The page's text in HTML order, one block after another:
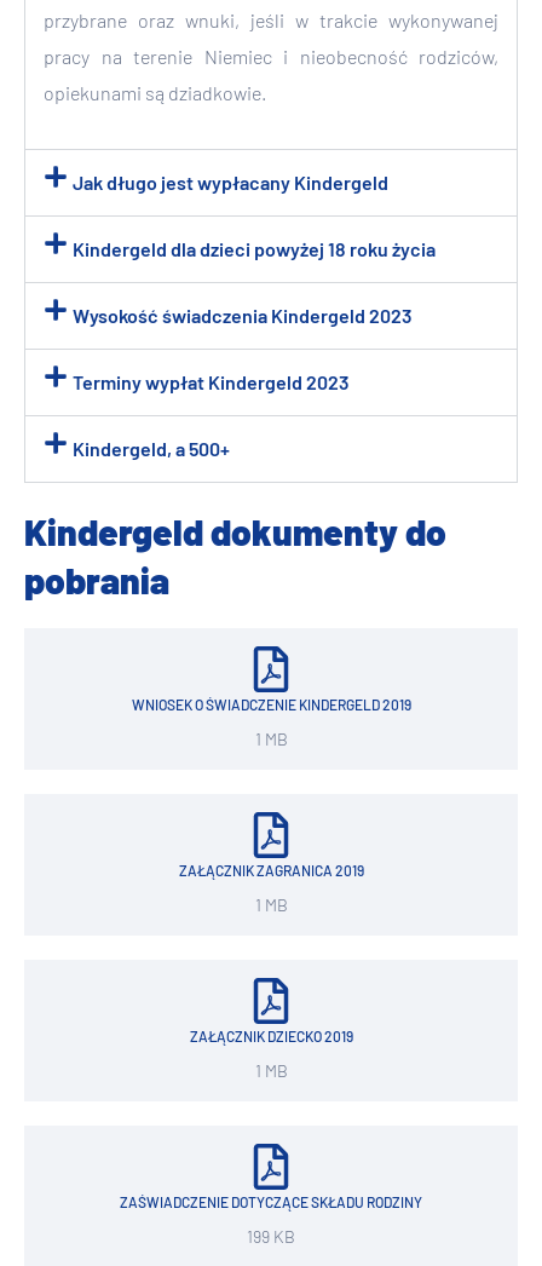
przybrane oraz wnuki, jeśli w trakcie wykonywanej
pracy na terenie Niemiec i nieobecność rodziców,
opiekunami są dziadkowie.
Jak długo jest wypłacany Kindergeld
Kindergeld dla dzieci powyżej 18 roku życia
Wysokość świadczenia Kindergeld 2023
Terminy wypłat Kindergeld 2023
Kindergeld, a 500+
Kindergeld dokumenty do
pobrania
WNIOSEK O ŚWIADCZENIE KINDERGELD 2019
1 MB
ZAŁĄCZNIK ZAGRANICA 2019
1 MB
ZAŁĄCZNIK DZIECKO 2019
1 MB
ZAŚWIADCZENIE DOTYCZĄCE SKŁADU RODZINY
199 KB